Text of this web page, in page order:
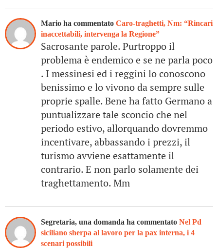
Mario ha commentato Caro-traghetti, Nm: “Rincari
inaccettabili, intervenga la Regione”
Sacrosante parole. Purtroppo il
problema è endemico e se ne parla poco
. I messinesi ed i reggini lo conoscono
benissimo e lo vivono da sempre sulle
proprie spalle. Bene ha fatto Germano a
puntualizzare tale sconcio che nel
periodo estivo, allorquando dovremmo
incentivare, abbassando i prezzi, il
turismo avviene esattamente il
contrario. E non parlo solamente dei
traghettamento. Mm
Segretaria, una domanda ha commentato Nel Pd
siciliano sherpa al lavoro per la pax interna, i 4
scenari possibili